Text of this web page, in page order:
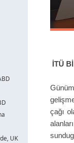
UK
İTÜ
çağı